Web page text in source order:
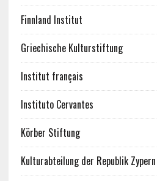
Finnland Institut
Griechische Kulturstiftung
Institut français
Instituto Cervantes
Körber Stiftung
Kulturabteilung der Republik Zypern